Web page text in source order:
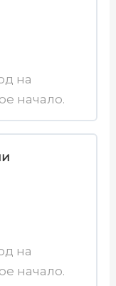
капитала
на
начало.
на
начало.